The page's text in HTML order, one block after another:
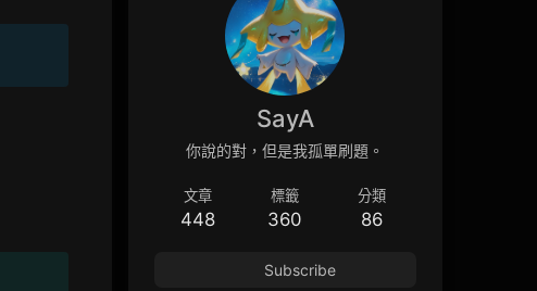
SayA
你說的對，但是我孤單刷題。
文章
448
標籤
360
分類
86
Subscribe